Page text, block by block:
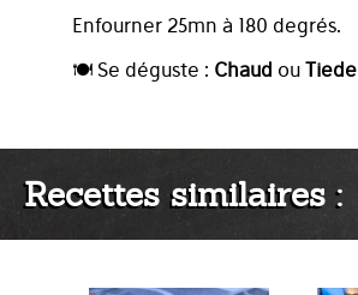
Enfourner 25mn à 180 degrés.
🍽️ Se déguste : Chaud ou Tiede
Recettes similaires :